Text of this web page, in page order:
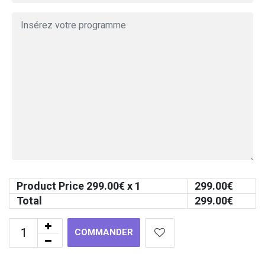
Product Price 299.00€ x 1 299.00€
Total
299.00€
COMMANDER